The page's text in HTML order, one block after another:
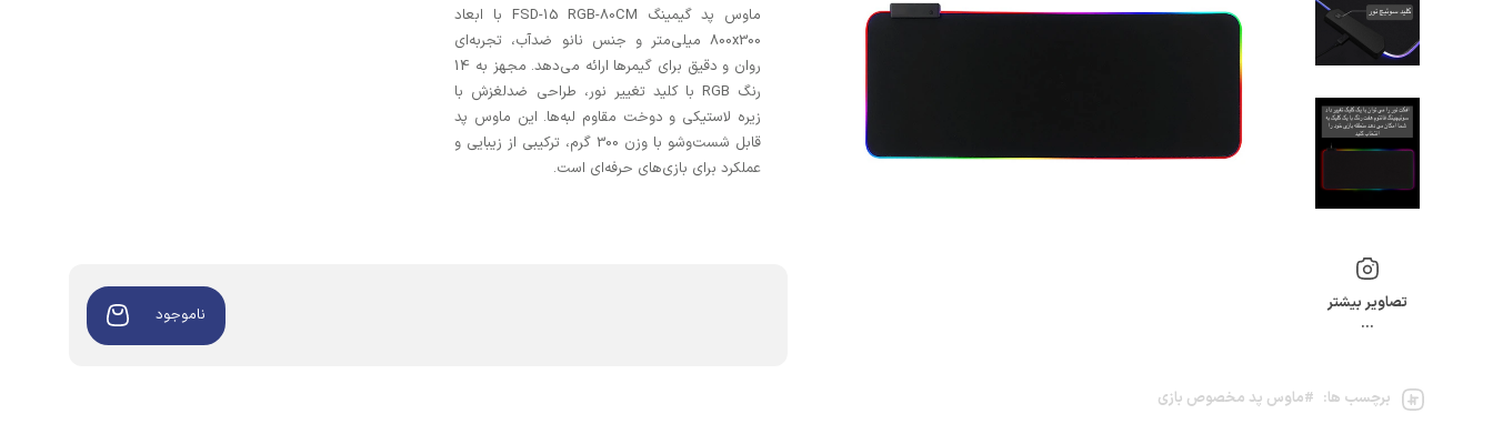
تصاویر بیشتر
…
ماوس پد گیمینگ FSD-15 RGB-80CM با ابعاد
800x300 میلی‌متر و جنس نانو ضدآب، تجربه‌ای
روان و دقیق برای گیمرها ارائه می‌دهد. مجهز به 14
رنگ RGB با کلید تغییر نور، طراحی ضدلغزش با
زیره لاستیکی و دوخت مقاوم لبه‌ها. این ماوس پد
قابل شست‌وشو با وزن 300 گرم، ترکیبی از زیبایی و
عملکرد برای بازی‌های حرفه‌ای است.
ناموجود
برچسب ها: #ماوس پد مخصوص بازی